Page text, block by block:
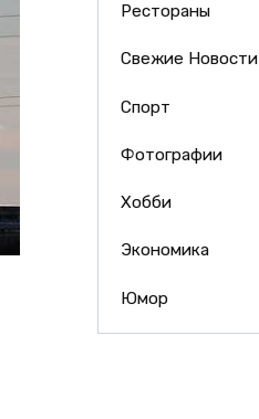
Рестораны
Свежие Новости
Спорт
Фотографии
Хобби
Экономика
Юмор